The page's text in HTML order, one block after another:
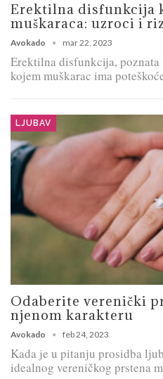
Erektilna disfunkcija
muškaraca: uzroci i
Avokado mar 22, 2023
Erektilna disfunkcija,
kojem muškarac ima
LJUBAV
Odaberite verenički
njenom karakteru
Avokado feb 24, 2023
Kada je u pitanju prosidba
idealnog vereničkog prstena